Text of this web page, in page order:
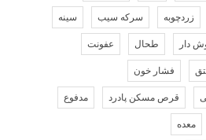
زردچوبه سرکه سیب سینه
دار طحال عفونت
فشار خون
قرص مسکن پادرد مدفوع
معده